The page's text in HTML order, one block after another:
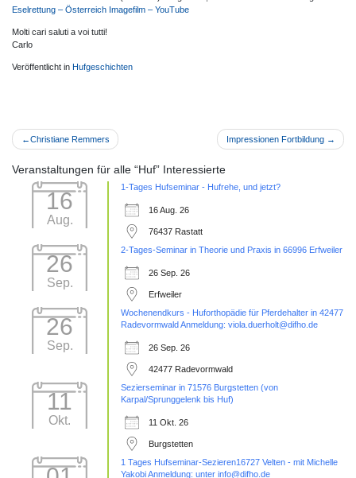
Eselrettung – Österreich Imagefilm – YouTube
Molti cari saluti a voi tutti!
Carlo
Veröffentlicht in Hufgeschichten
Beitragsnavigation
Christiane Remmers Impressionen Fortbildung
Veranstaltungen für alle “Huf” Interessierte
16
Aug.
1-Tages Hufseminar - Hufrehe, und jetzt?
16 Aug. 26
76437 Rastatt
26
Sep.
2-Tages-Seminar in Theorie und Praxis in 66996 Erfweiler
26 Sep. 26
Erfweiler
26
Sep.
Wochenendkurs - Huforthopädie für Pferdehalter in 42477
Radevormwald Anmeldung: viola.duerholt@difho.de
26 Sep. 26
42477 Radevormwald
11
Okt.
Sezierseminar in 71576 Burgstetten (von
Karpal/Sprunggelenk bis Huf)
11 Okt. 26
Burgstetten
1 Tages Hufseminar-Sezieren16727 Velten - mit Michelle
Yakobi Anmeldung: unter info@difho.de